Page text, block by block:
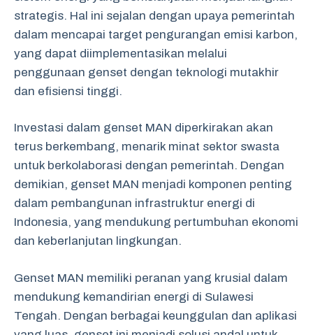
strategis. Hal ini sejalan dengan upaya pemerintah
dalam mencapai target pengurangan emisi karbon,
yang dapat diimplementasikan melalui
penggunaan genset dengan teknologi mutakhir
dan efisiensi tinggi.
Investasi dalam genset MAN diperkirakan akan
terus berkembang, menarik minat sektor swasta
untuk berkolaborasi dengan pemerintah. Dengan
demikian, genset MAN menjadi komponen penting
dalam pembangunan infrastruktur energi di
Indonesia, yang mendukung pertumbuhan ekonomi
dan keberlanjutan lingkungan.
Genset MAN memiliki peranan yang krusial dalam
mendukung kemandirian energi di Sulawesi
Tengah. Dengan berbagai keunggulan dan aplikasi